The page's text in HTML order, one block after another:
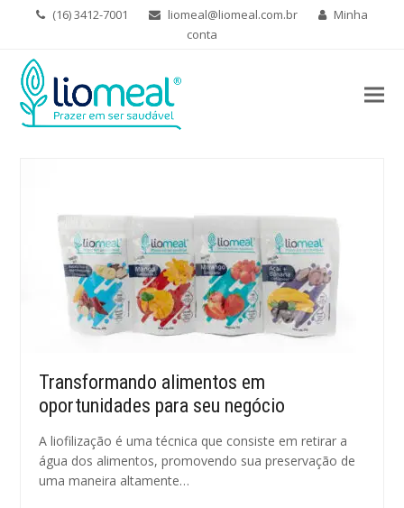
(16) 3412-7001 liomeal@liomeal.com.br
Minha
conta
Transformando alimentos em
oportunidades para seu negócio
A liofilização é uma técnica que consiste em retirar a
água dos alimentos, promovendo sua preservação de
uma maneira altamente…